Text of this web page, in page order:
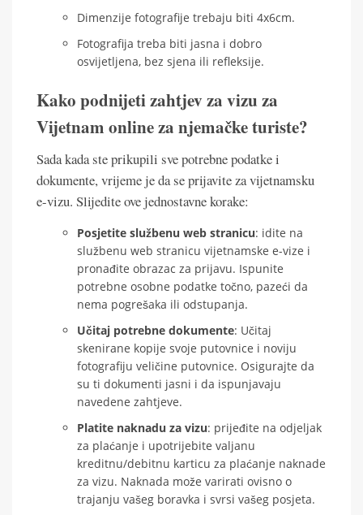
Dimenzije fotografije trebaju biti 4x6cm.
Fotografija treba biti jasna i dobro
osvijetljena, bez sjena ili refleksije.
Kako podnijeti zahtjev za vizu za
Vijetnam online za njemačke turiste?
Sada kada ste prikupili sve potrebne podatke i
dokumente, vrijeme je da se prijavite za vijetnamsku
e-vizu. Slijedite ove jednostavne korake:
Posjetite službenu web stranicu: idite na
službenu web stranicu vijetnamske e-vize i
pronađite obrazac za prijavu. Ispunite
potrebne osobne podatke točno, pazeći da
nema pogrešaka ili odstupanja.
Učitaj potrebne dokumente: Učitaj
skenirane kopije svoje putovnice i noviju
fotografiju veličine putovnice. Osigurajte da
su ti dokumenti jasni i da ispunjavaju
navedene zahtjeve.
Platite naknadu za vizu: prijeđite na odjeljak
za plaćanje i upotrijebite valjanu
kreditnu/debitnu karticu za plaćanje naknade
za vizu. Naknada može varirati ovisno o
trajanju vašeg boravka i svrsi vašeg posjeta.